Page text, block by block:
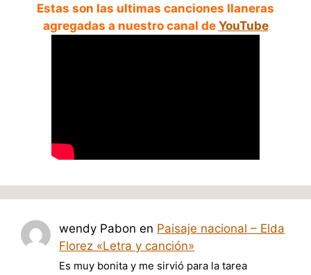
Estas son las ultimas canciones llaneras
agregadas a nuestro canal de YouTube
wendy Pabon en Paisaje nacional – Elda
Florez «Letra y canción»
Es muy bonita y me sirvió para la tarea